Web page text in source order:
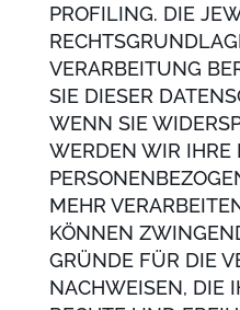
PROFILING. DIE
VERARBEITUNG
SIE DIESER
WENN SIE
WERDEN WIR IHRE
MEHR
KÖNNEN
GRÜNDE FÜR DIE
NACHWEISEN, DIE